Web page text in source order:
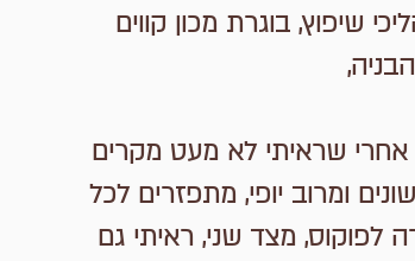
שיפוץ, בוגרת מכון קווים
אחרי שראיתי לא מעט מקרים
ומרוב יופי, מתפזרים לכל
לפוקוס, מצד שני, ראיתי גם